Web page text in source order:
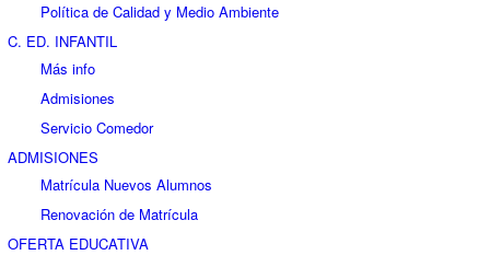
Política de Calidad y Medio Ambiente
C. ED. INFANTIL
Más info
Admisiones
Servicio Comedor
ADMISIONES
Matrícula Nuevos Alumnos
Renovación de Matrícula
OFERTA EDUCATIVA